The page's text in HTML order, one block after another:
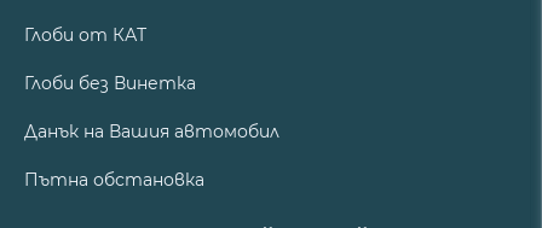
Глоби от КАТ
Глоби без Винетка
Данък на Вашия автомобил
Пътна обстановка